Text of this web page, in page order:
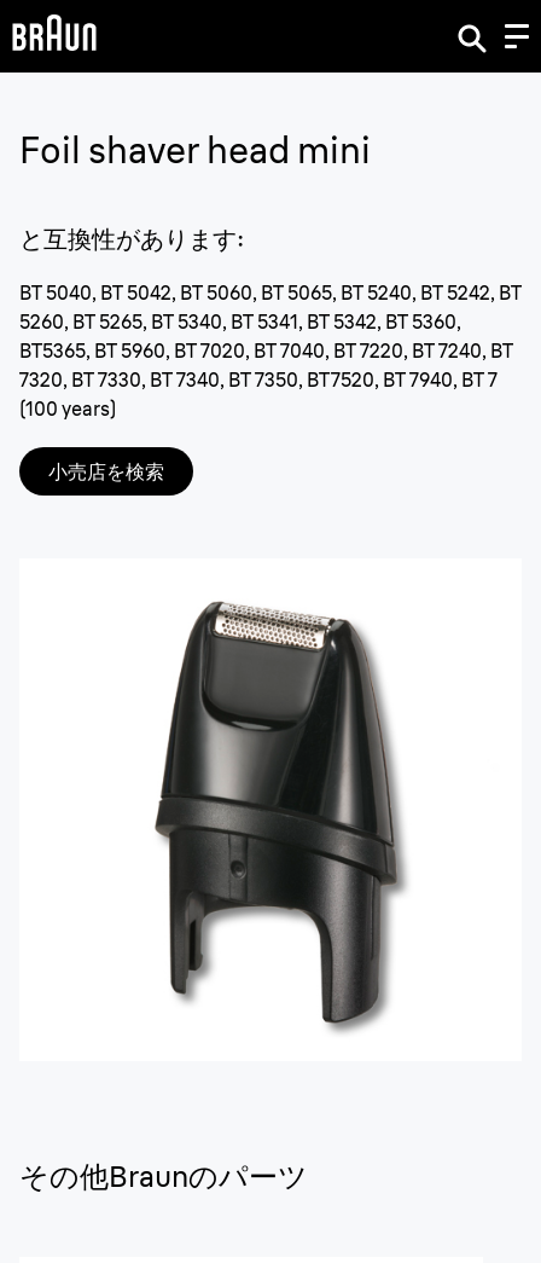
Foil shaver head mini
と互換性があります:
BT 5040, BT 5042, BT 5060, BT 5065, BT 5240, BT 5242, BT
5260, BT 5265, BT 5340, BT 5341, BT 5342, BT 5360,
BT5365, BT 5960, BT 7020, BT 7040, BT 7220, BT 7240, BT
7320, BT 7330, BT 7340, BT 7350, BT7520, BT 7940, BT 7
(100 years)
小売店を検索
その他Braunのパーツ